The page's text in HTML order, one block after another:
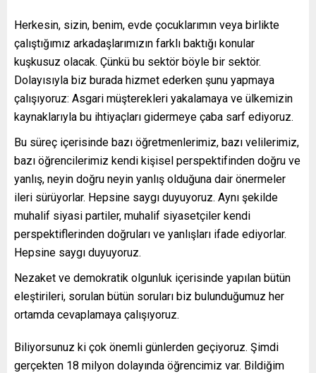
Herkesin, sizin, benim, evde çocuklarımın veya birlikte
çalıştığımız arkadaşlarımızın farklı baktığı konular
kuşkusuz olacak. Çünkü bu sektör böyle bir sektör.
Dolayısıyla biz burada hizmet ederken şunu yapmaya
çalışıyoruz: Asgari müşterekleri yakalamaya ve ülkemizin
kaynaklarıyla bu ihtiyaçları gidermeye çaba sarf ediyoruz.
Bu süreç içerisinde bazı öğretmenlerimiz, bazı velilerimiz,
bazı öğrencilerimiz kendi kişisel perspektifinden doğru ve
yanlış, neyin doğru neyin yanlış olduğuna dair önermeler
ileri sürüyorlar. Hepsine saygı duyuyoruz. Aynı şekilde
muhalif siyasi partiler, muhalif siyasetçiler kendi
perspektiflerinden doğruları ve yanlışları ifade ediyorlar.
Hepsine saygı duyuyoruz.
Nezaket ve demokratik olgunluk içerisinde yapılan bütün
eleştirileri, sorulan bütün soruları biz bulunduğumuz her
ortamda cevaplamaya çalışıyoruz.
Biliyorsunuz ki çok önemli günlerden geçiyoruz. Şimdi
gerçekten 18 milyon dolayında öğrencimiz var. Bildiğim